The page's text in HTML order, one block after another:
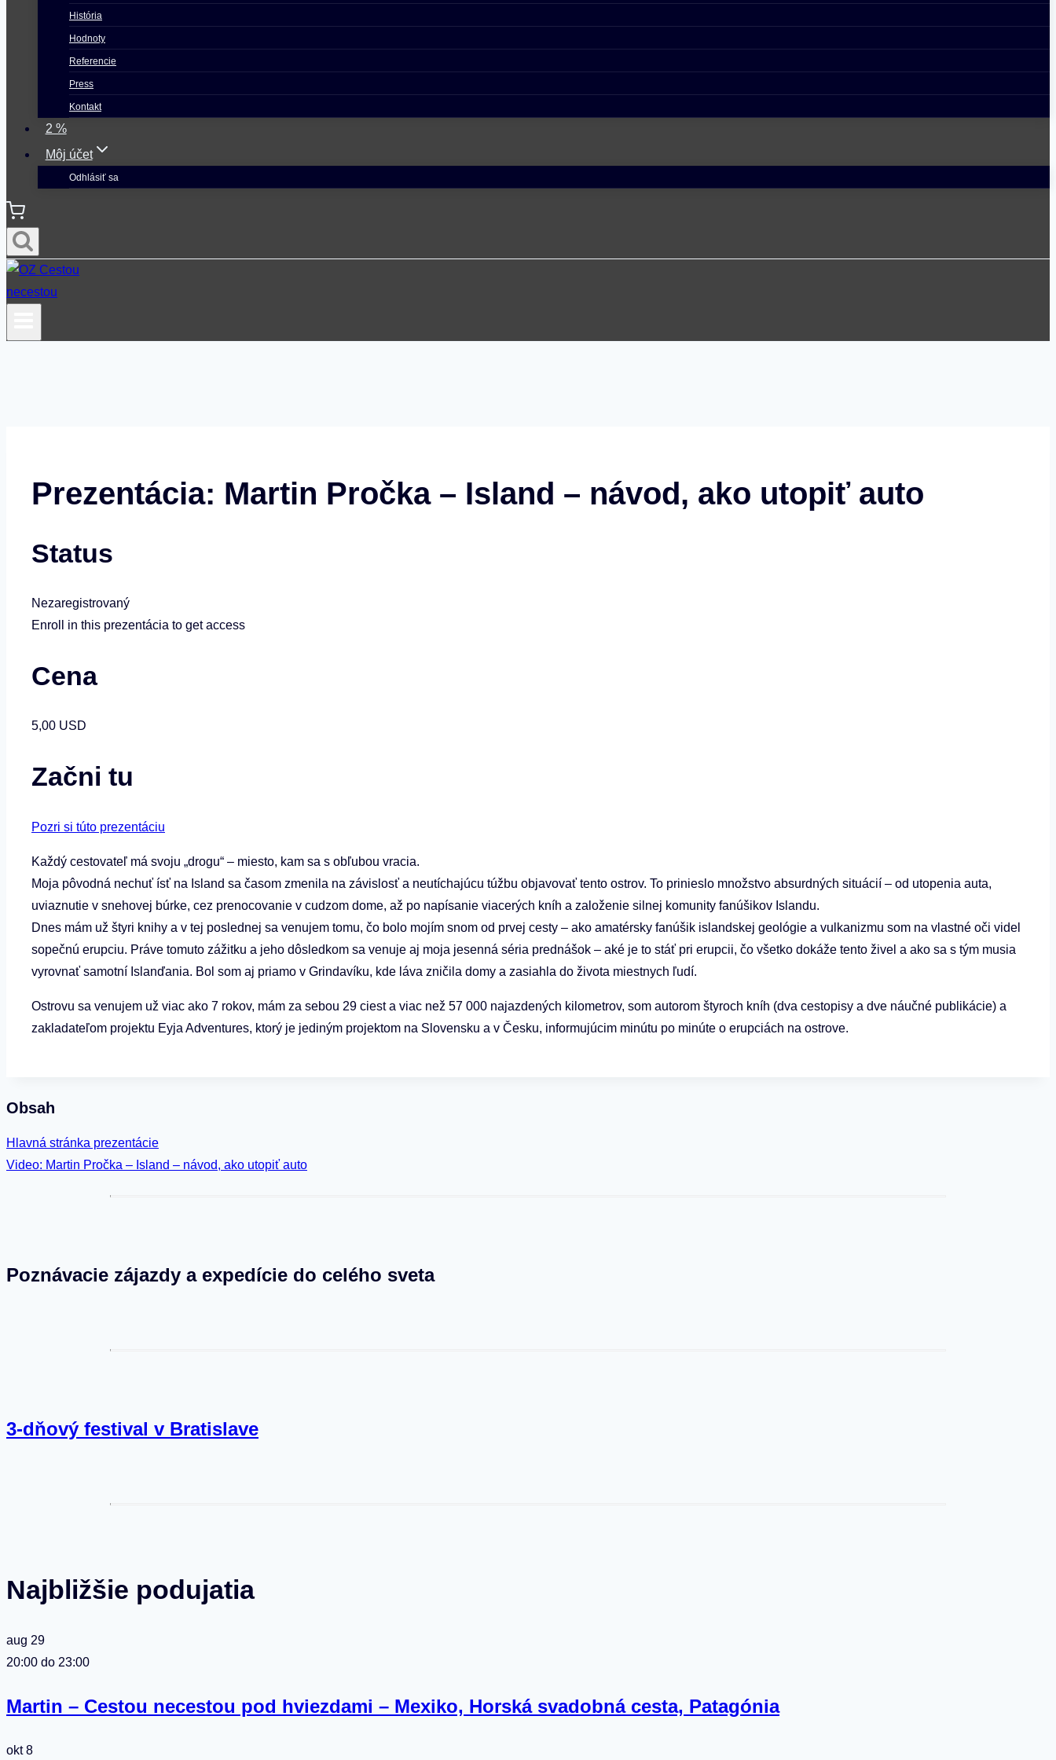
História
Hodnoty
Referencie
Press
Kontakt
2 %
Môj účet
Odhlásiť sa
Prezentácia: Martin Pročka – Island – návod, ako utopiť auto
Status
Nezaregistrovaný
Enroll in this prezentácia to get access
Cena
5,00 USD
Začni tu
Pozri si túto prezentáciu
Každý cestovateľ má svoju „drogu“ – miesto, kam sa s obľubou vracia.
Moja pôvodná nechuť ísť na Island sa časom zmenila na závislosť a neutíchajúcu túžbu objavovať tento ostrov. To prinieslo množstvo absurdných situácií – od utopenia auta,
uviaznutie v snehovej búrke, cez prenocovanie v cudzom dome, až po napísanie viacerých kníh a založenie silnej komunity fanúšikov Islandu.
Dnes mám už štyri knihy a v tej poslednej sa venujem tomu, čo bolo mojím snom od prvej cesty – ako amatérsky fanúšik islandskej geológie a vulkanizmu som na vlastné oči videl
sopečnú erupciu. Práve tomuto zážitku a jeho dôsledkom sa venuje aj moja jesenná séria prednášok – aké je to stáť pri erupcii, čo všetko dokáže tento živel a ako sa s tým musia
vyrovnať samotní Islanďania. Bol som aj priamo v Grindavíku, kde láva zničila domy a zasiahla do života miestnych ľudí.
Ostrovu sa venujem už viac ako 7 rokov, mám za sebou 29 ciest a viac než 57 000 najazdených kilometrov, som autorom štyroch kníh (dva cestopisy a dve náučné publikácie) a
zakladateľom projektu Eyja Adventures, ktorý je jediným projektom na Slovensku a v Česku, informujúcim minútu po minúte o erupciách na ostrove.
Obsah
Hlavná stránka prezentácie
Video: Martin Pročka – Island – návod, ako utopiť auto
Poznávacie zájazdy a expedície do celého sveta
3-dňový festival v Bratislave
Najbližšie podujatia
aug 29
20:00 do 23:00
Martin – Cestou necestou pod hviezdami – Mexiko, Horská svadobná cesta, Patagónia
okt8